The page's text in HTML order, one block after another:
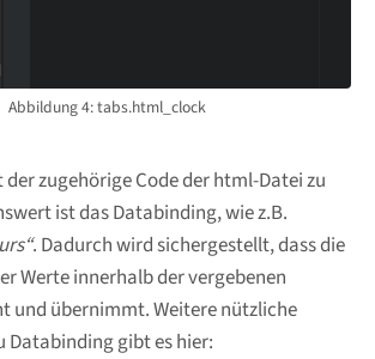
Abbildung 4: tabs.html_clock
der zugehörige Code der html-Datei zu
ist das Databinding, wie z.B.
. Dadurch wird sichergestellt, dass die
Werte innerhalb der vergebenen
und übernimmt. Weitere nützliche
Databinding gibt es hier: